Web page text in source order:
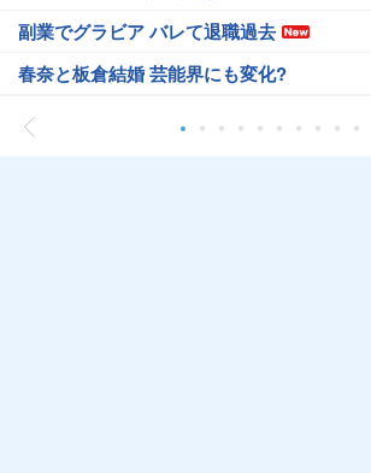
副業でグラビア バレて退職過去
春奈と板倉結婚 芸能界にも変化?